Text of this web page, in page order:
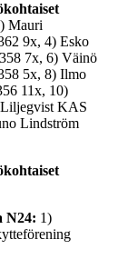
Mauri
9x, 4) Esko
7x, 6) Väinö
5x, 8) Ilmo
11x, 10)
KAS
Lindström
N24: 1)